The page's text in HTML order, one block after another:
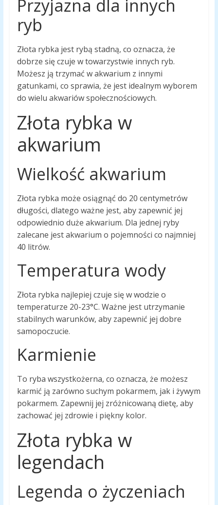
Przyjazna dla innych
ryb
Złota rybka jest rybą stadną, co oznacza, że
dobrze się czuje w towarzystwie innych ryb.
Możesz ją trzymać w akwarium z innymi
gatunkami, co sprawia, że ​​jest idealnym wyborem
do wielu akwariów społecznościowych.
Złota rybka w
akwarium
Wielkość akwarium
Złota rybka może osiągnąć do 20 centymetrów
długości, dlatego ważne jest, aby zapewnić jej
odpowiednio duże akwarium. Dla jednej ryby
zalecane jest akwarium o pojemności co najmniej
40 litrów.
Temperatura wody
Złota rybka najlepiej czuje się w wodzie o
temperaturze 20-23°C. Ważne jest utrzymanie
stabilnych warunków, aby zapewnić jej dobre
samopoczucie.
Karmienie
To ryba wszystkożerna, co oznacza, że ​​możesz
karmić ją zarówno suchym pokarmem, jak i żywym
pokarmem. Zapewnij jej zróżnicowaną dietę, aby
zachować jej zdrowie i piękny kolor.
Złota rybka w
legendach
Legenda o życzeniach